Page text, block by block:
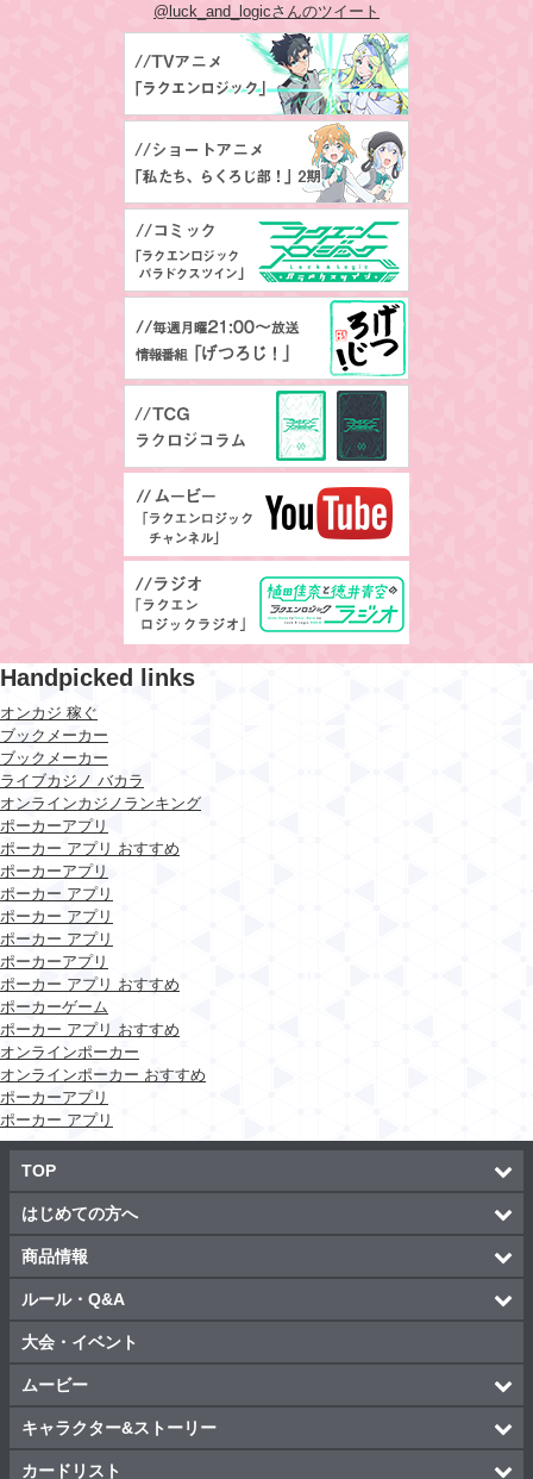
@luck_and_logicさんのツイート
Handpicked links
オンカジ 稼ぐ
ブックメーカー
ブックメーカー
ライブカジノ バカラ
オンラインカジノランキング
ポーカーアプリ
ポーカー アプリ おすすめ
ポーカーアプリ
ポーカー アプリ
ポーカー アプリ
ポーカー アプリ
ポーカーアプリ
ポーカー アプリ おすすめ
ポーカーゲーム
ポーカー アプリ おすすめ
オンラインポーカー
オンラインポーカー おすすめ
ポーカーアプリ
ポーカー アプリ
TOP
はじめての方へ
商品情報
ルール・Q&A
大会・イベント
ムービー
キャラクター&ストーリー
カードリスト